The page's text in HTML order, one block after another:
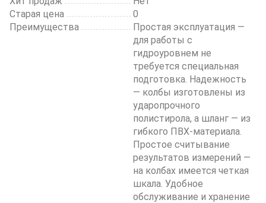
Старая цена
0
Преимущества
Простая эксплуатация —
для работы с
гидроуровнем не
требуется специальная
подготовка. Надежность
— колбы изготовлены из
ударопрочного
полистирола, а шланг — из
гибкого ПВХ-материала.
Простое считывание
результатов измерений —
на колбах имеется четкая
шкала. Удобное
обслуживание и хранение